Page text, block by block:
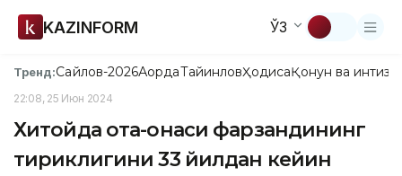
KAZINFORM ЎЗ
Тренд:Сайлов-2026АқордаТайинловҲодисаҚонун ва
22:08, 25 Июн 2024
Хитойда ота-онаси фарзандининг
тириклигини 33 йилдан кейин